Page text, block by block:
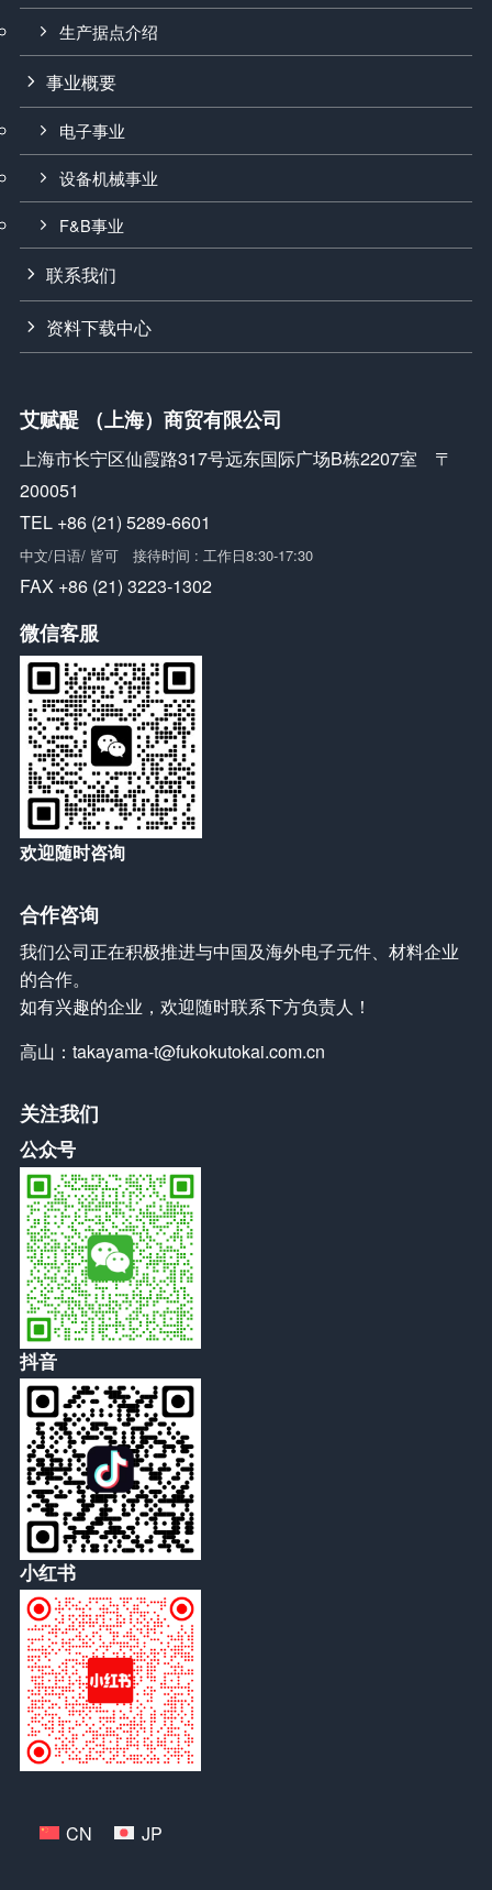
生产据点介绍
事业概要
电子事业
设备机械事业
F&B事业
联系我们
资料下载中心
艾赋醍 （上海）商贸有限公司
上海市长宁区仙霞路317号远东国际广场B栋2207室 〒
200051
TEL +86 (21) 5289-6601
中文/日语/ 皆可 接待时间 : 工作日8:30-17:30
FAX +86 (21) 3223-1302
微信客服
欢迎随时咨询
合作咨询
我们公司正在积极推进与中国及海外电子元件、材料企业
的合作。
如有兴趣的企业，欢迎随时联系下方负责人！
高山： takayama-t@fukokutokai.com.cn
关注我们
公众号
抖音
小红书
CN JP